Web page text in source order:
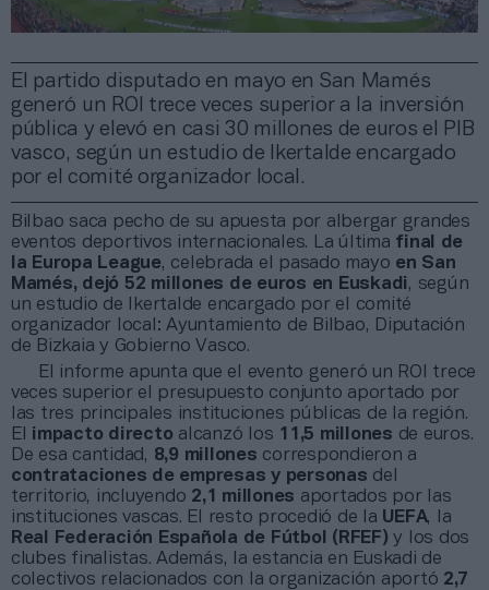
El partido disputado en mayo en San Mamés
generó un ROI trece veces superior a la inversión
pública y elevó en casi 30 millones de euros el PIB
vasco, según un estudio de Ikertalde encargado
por el comité organizador local.
Bilbao saca pecho de su apuesta por albergar grandes
eventos deportivos internacionales. La última final de
la Europa League, celebrada el pasado mayo en San
Mamés, dejó 52 millones de euros en Euskadi , según
un estudio de Ikertalde encargado por el comité
organizador local: Ayuntamiento de Bilbao, Diputación
de Bizkaia y Gobierno Vasco.
El informe apunta que el evento generó un ROI trece
veces superior el presupuesto conjunto aportado por
las tres principales instituciones públicas de la región.
El impacto directo alcanzó los 11,5 millones de euros.
De esa cantidad, 8,9 millones correspondieron a
contrataciones de empresas y personas del
territorio, incluyendo 2,1 millones aportados por las
instituciones vascas. El resto procedió de la UEFA, la
Real Federación Española de Fútbol (RFEF) y los dos
clubes finalistas. Además, la estancia en Euskadi de
colectivos relacionados con la organización aportó 2,7